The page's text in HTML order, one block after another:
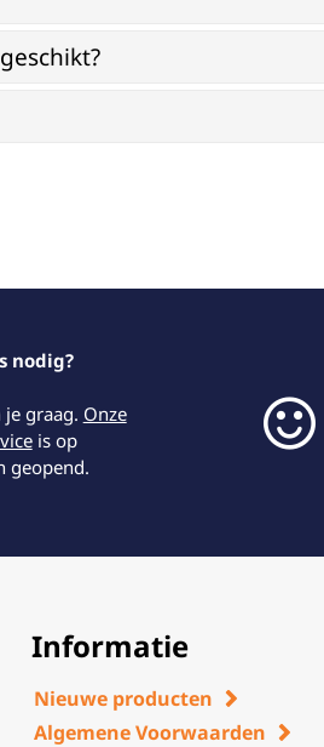
nodig?
je graag. Onze
is op
geopend.
Informatie
Nieuwe producten
Algemene Voorwaarden